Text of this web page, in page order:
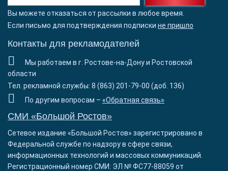
Вы можете отказаться от рассылки в любое время.
Если письмо для подтверждения подписки не пришло
Контакты для рекламодателей
Мы работаем в г. Ростове-на-Дону и Ростовской
области
Тел. рекламной службы: 8 (863) 201-79-00 (доб. 136)
По другим вопросам – «Обратная связь»
СМИ «Большой Ростов»
Сетевое издание «Большой Ростов» зарегистрировано в
Федеральной службе по надзору в сфере связи,
информационных технологий и массовых коммуникаций.
Регистрационный номер СМИ: ЭЛ № ФС77-88059 от